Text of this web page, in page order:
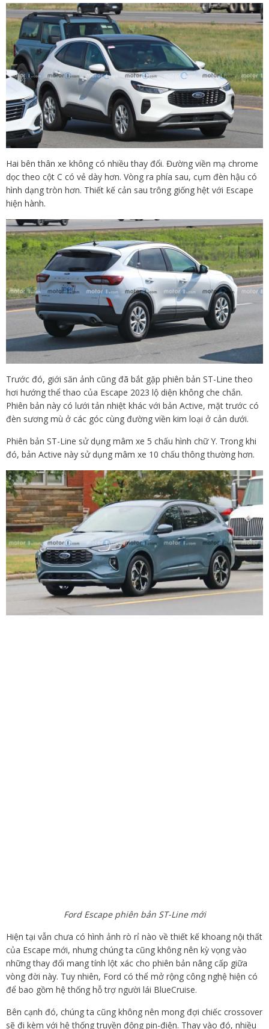
Hai bên thân xe không có nhiều thay đổi. Đường viền mạ chrome
dọc theo cột C có vẻ dày hơn. Vòng ra phía sau, cụm đèn hậu có
hình dạng tròn hơn. Thiết kế cản sau trông giống hệt với Escape
hiện hành.
Trước đó, giới săn ảnh cũng đã bắt gặp phiên bản ST-Line theo
hơi hướng thể thao của Escape 2023 lộ diện không che chắn.
Phiên bản này có lưới tản nhiệt khác với bản Active, mặt trước có
đèn sương mù ở các góc cùng đường viền kim loại ở cản dưới.
Phiên bản ST-Line sử dụng mâm xe 5 chấu hình chữ Y. Trong khi
đó, bản Active này sử dụng mâm xe 10 chấu thông thường hơn.
Ford Escape phiên bản ST-Line mới
Hiện tại vẫn chưa có hình ảnh rò rỉ nào về thiết kế khoang nội thất
của Escape mới, nhưng chúng ta cũng không nên kỳ vọng vào
những thay đổi mang tính lột xác cho phiên bản nâng cấp giữa
vòng đời này. Tuy nhiên, Ford có thể mở rộng công nghệ hiện có
để bao gồm hệ thống hỗ trợ người lái BlueCruise.
Bên cạnh đó, chúng ta cũng không nên mong đợi chiếc crossover
sẽ đi kèm với hệ thống truyền động pin-điện. Thay vào đó, nhiều